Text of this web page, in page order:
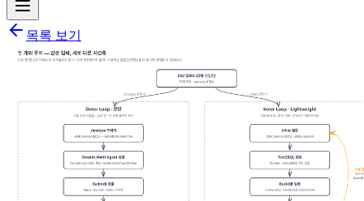
목록 보기